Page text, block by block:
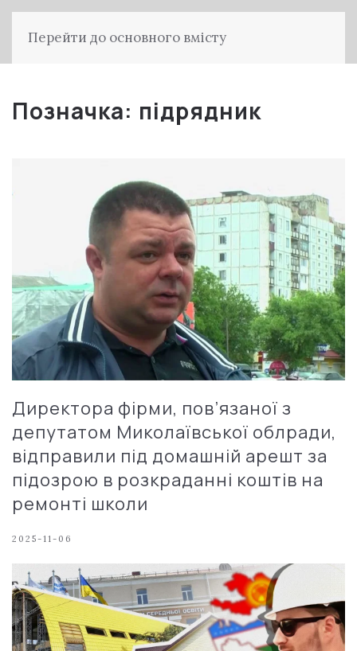
Перейти до основного вмісту
Позначка: підрядник
Директора фірми, пов’язаної з
депутатом Миколаївської облради,
відправили під домашній арешт за
підозрою в розкраданні коштів на
ремонті школи
2025-11-06